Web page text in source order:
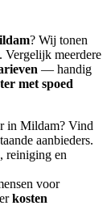
? Wij tonen
. Vergelijk meerdere
— handig
met spoed
in Mildam? Vind
aanbieders.
reiniging en
voor
kosten